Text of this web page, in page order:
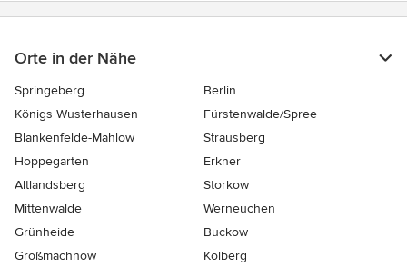
Orte in der Nähe
Springeberg
Berlin
Königs Wusterhausen
Fürstenwalde/Spree
Blankenfelde-Mahlow
Strausberg
Hoppegarten
Erkner
Altlandsberg
Storkow
Mittenwalde
Werneuchen
Grünheide
Buckow
Großmachnow
Kolberg